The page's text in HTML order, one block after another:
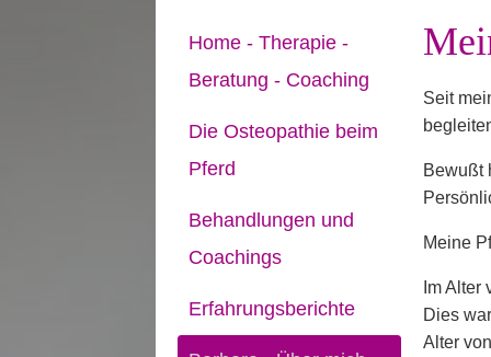
Home - Therapie -
Beratung - Coaching
Die Osteopathie beim
Pferd
Behandlungen und
Coachings
Erfahrungsberichte
Seit
Bewußt
Meine
Im
Dies
Alter